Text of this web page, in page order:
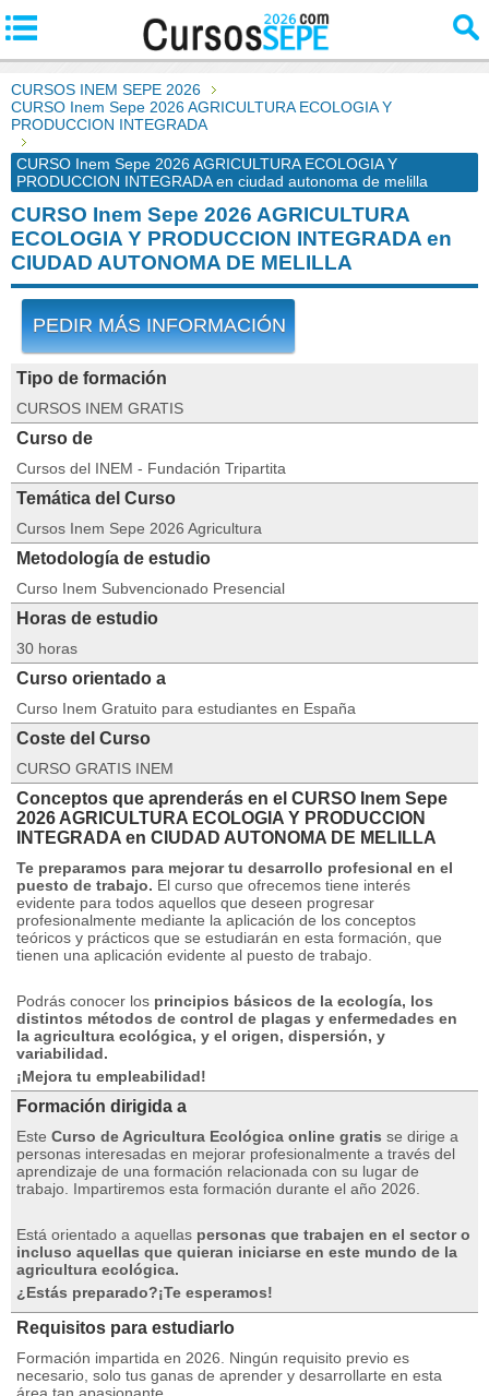
CURSOS INEM SEPE 2026
CURSO Inem Sepe 2026 AGRICULTURA ECOLOGIA Y
PRODUCCION INTEGRADA
CURSO Inem Sepe 2026 AGRICULTURA ECOLOGIA Y
PRODUCCION INTEGRADA en ciudad autonoma de melilla
CURSO Inem Sepe 2026 AGRICULTURA
ECOLOGIA Y PRODUCCION INTEGRADA en
CIUDAD AUTONOMA DE MELILLA
PEDIR MÁS INFORMACIÓN
Tipo de formación
CURSOS INEM GRATIS
Curso de
Cursos del INEM - Fundación Tripartita
Temática del Curso
Cursos Inem Sepe 2026 Agricultura
Metodología de estudio
Curso Inem Subvencionado Presencial
Horas de estudio
30 horas
Curso orientado a
Curso Inem Gratuito para estudiantes en España
Coste del Curso
CURSO GRATIS INEM
Conceptos que aprenderás en el CURSO Inem Sepe
2026 AGRICULTURA ECOLOGIA Y PRODUCCION
INTEGRADA en CIUDAD AUTONOMA DE MELILLA
Te preparamos para mejorar tu desarrollo profesional en el
puesto de trabajo. El curso que ofrecemos tiene interés
evidente para todos aquellos que deseen progresar
profesionalmente mediante la aplicación de los conceptos
teóricos y prácticos que se estudiarán en esta formación, que
tienen una aplicación evidente al puesto de trabajo.
Podrás conocer los principios básicos de la ecología, los
distintos métodos de control de plagas y enfermedades en
la agricultura ecológica, y el origen, dispersión, y
variabilidad.
¡Mejora tu empleabilidad!
Formación dirigida a
Este Curso de Agricultura Ecológica online gratis se dirige a
personas interesadas en mejorar profesionalmente a través del
aprendizaje de una formación relacionada con su lugar de
trabajo. Impartiremos esta formación durante el año 2026.
Está orientado a aquellas personas que trabajen en el sector o
incluso aquellas que quieran iniciarse en este mundo de la
agricultura ecológica.
¿Estás preparado?¡Te esperamos!
Requisitos para estudiarlo
Formación impartida en 2026. Ningún requisito previo es
necesario, solo tus ganas de aprender y desarrollarte en esta